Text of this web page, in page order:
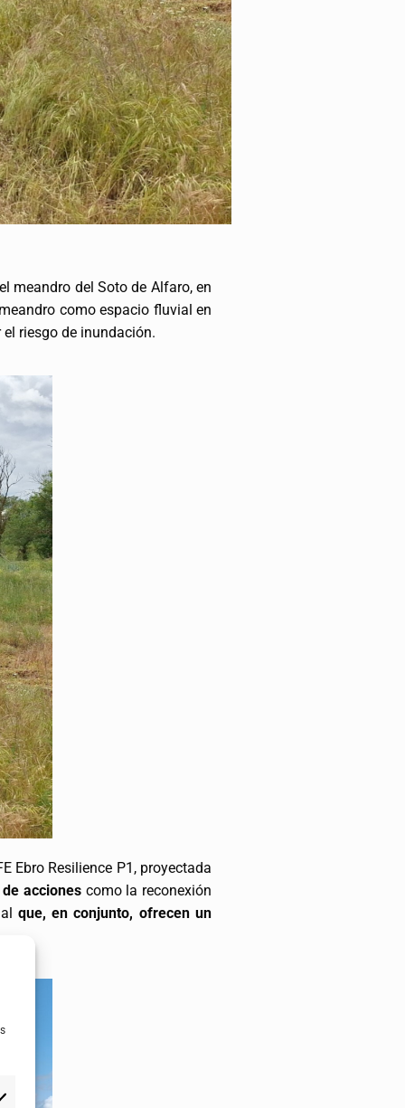
meandro del Soto de Alfaro, en
como espacio fluvial en
riesgo de inundación.
Ebro Resilience P1, proyectada
acciones como la reconexión
que, en conjunto, ofrecen un